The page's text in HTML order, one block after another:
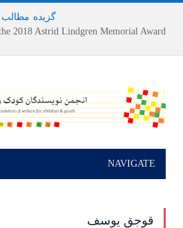
گزیده مطالب
NAVIGATE
قوجق یوسف